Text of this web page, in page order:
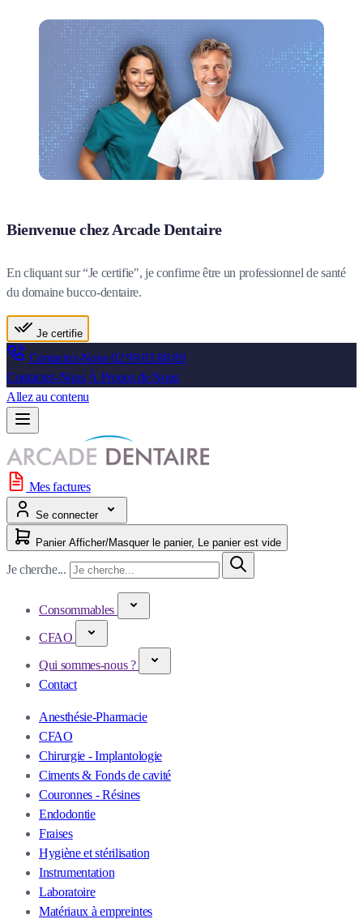
Bienvenue chez Arcade Dentaire
En cliquant sur “Je certifie", je confirme être un professionnel de santé
du domaine bucco-dentaire.
Je certifie
Contactez-Nous02 99 83 88 89
Contactez-Nous À Propos de Nous
Allez au contenu
Mes factures
Se connecter
Panier Afficher/Masquer le panier, Le panier est vide
Je cherche...
Consommables
CFAO
Qui sommes-nous ?
Contact
Anesthésie-Pharmacie
CFAO
Chirurgie - Implantologie
Ciments & Fonds de cavité
Couronnes - Résines
Endodontie
Fraises
Hygiène et stérilisation
Instrumentation
Laboratoire
Matériaux à empreintes